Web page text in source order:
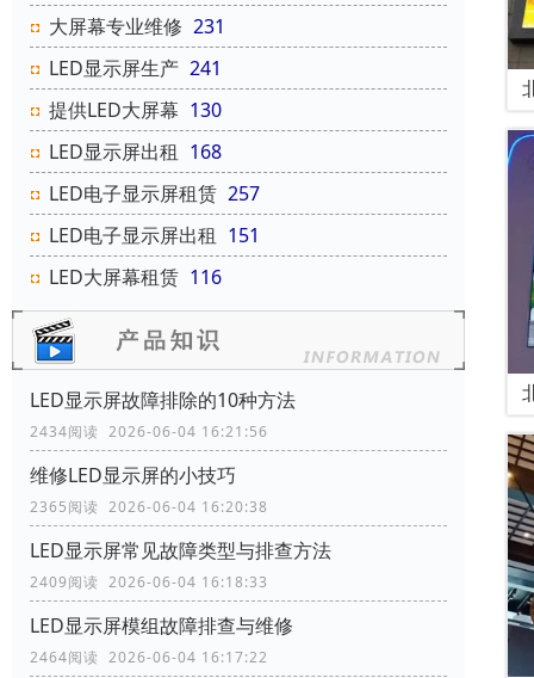
大屏幕专业维修 231
LED显示屏生产 241
提供LED大屏幕 130
LED显示屏出租 168
LED电子显示屏租赁 257
LED电子显示屏出租 151
LED大屏幕租赁 116
LED显示屏故障排除的10种方法
2434阅读 2026-06-04 16:21:56
维修LED显示屏的小技巧
2365阅读 2026-06-04 16:20:38
LED显示屏常见故障类型与排查方法
2409阅读 2026-06-04 16:18:33
LED显示屏模组故障排查与维修
2464阅读 2026-06-04 16:17:22